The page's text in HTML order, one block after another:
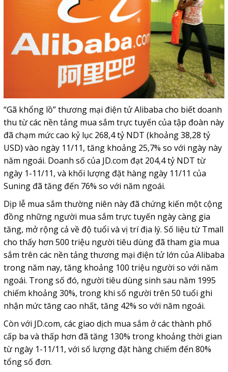
“Gã khổng lồ” thương mại điện tử Alibaba cho biết doanh
thu từ các nền tảng mua sắm trực tuyến của tập đoàn này
đã chạm mức cao kỷ lục 268,4 tỷ NDT (khoảng 38,28 tỷ
USD) vào ngày 11/11, tăng khoảng 25,7% so với ngày này
năm ngoái. Doanh số của JD.com đạt 204,4 tỷ NDT từ
ngày 1-11/11, và khối lượng đặt hàng ngày 11/11 của
Suning đã tăng đến 76% so với năm ngoái.
Dịp lễ mua sắm thường niên này đã chứng kiến một cộng
đồng những người mua sắm trực tuyến ngày càng gia
tăng, mở rộng cả về độ tuổi và vị trí địa lý. Số liệu từ Tmall
cho thấy hơn 500 triệu người tiêu dùng đã tham gia mua
sắm trên các nền tảng thương mại điện tử lớn của Alibaba
trong năm nay, tăng khoảng 100 triệu người so với năm
ngoái. Trong số đó, người tiêu dùng sinh sau năm 1995
chiếm khoảng 30%, trong khi số người trên 50 tuổi ghi
nhận mức tăng cao nhất, tăng 42% so với năm ngoái.
Còn với JD.com, các giao dịch mua sắm ở các thành phố
cấp ba và thấp hơn đã tăng 130% trong khoảng thời gian
từ ngày 1-11/11, với số lượng đặt hàng chiếm đến 80%
tổng số đơn.